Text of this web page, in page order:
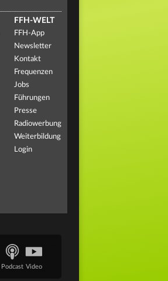
FFH-WELT
FFH-App
Newsletter
Kontakt
Frequenzen
Jobs
Führungen
Presse
Radiowerbung
Weiterbildung
Login
Podcast Video